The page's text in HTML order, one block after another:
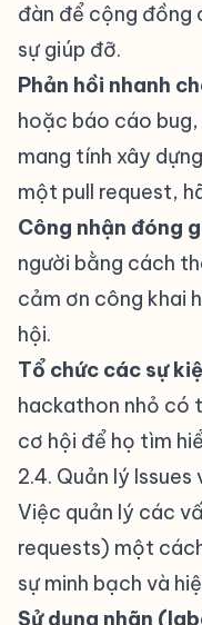
đàn để cộng đồng
sự giúp đỡ.
Phản hồi nhanh
hoặc báo cáo
mang tính xây
một pull request,
Công nhận đóng
người bằng cách
cảm ơn công khai
hội.
Tổ chức các sự
hackathon nhỏ có
cơ hội để họ tìm
2.4. Quản lý Issues
Việc quản lý các
requests) một
sự minh bạch và
Sử dụng nhãn